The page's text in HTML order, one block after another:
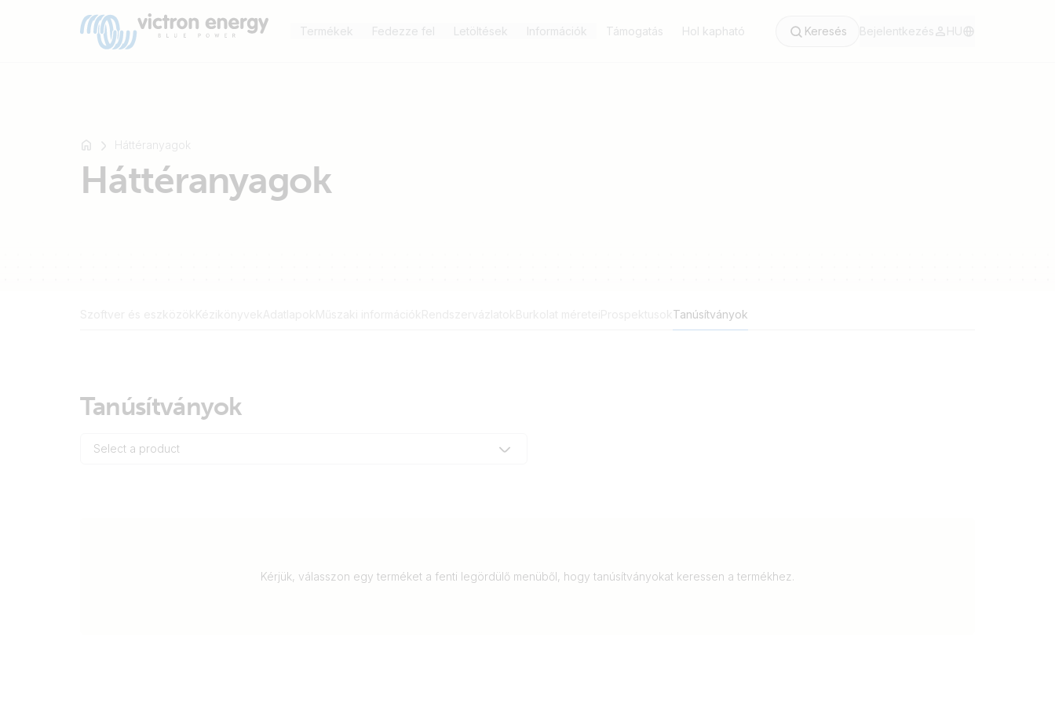
Termékek Fedezze fel Letöltések Információk Támogatás Hol kapható Keresés Bejelentkezés HU
Háttéranyagok
Háttéranyagok
Tanúsítványok
Tanúsítványok
Select a product
Kérjük, válasszon egy terméket a fenti legördülő menüből, hogy tanúsítványokat keressen a termékhez.